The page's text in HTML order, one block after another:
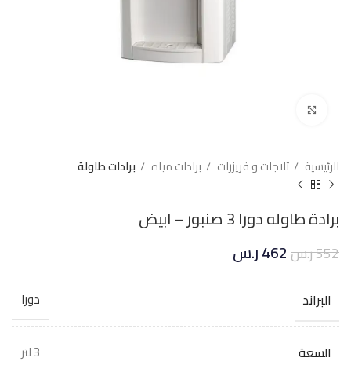
الرئيسية ثلاجات و فريزرات برادات مياه برادات طاولة
برادة طاوله دورا 3 صنبور – ابيض
552ر.س462ر.س
البراند دورا
السعة 3 لتر